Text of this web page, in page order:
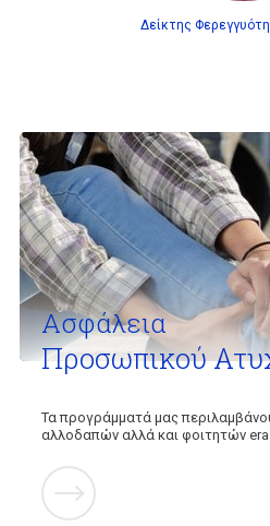
Δείκτης
Ασφάλεια
Προσωπικού
Τα προγράμματά μας
αλλοδαπών αλλά και φοιτητών